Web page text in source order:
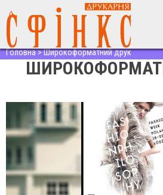
Головна>Широкоформатний друк